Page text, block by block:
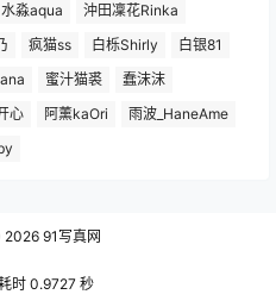
水淼aqua
沖田凜花Rinka
疯猫ss 白栎Shirly
白银81
蜜汁猫裘
蠢沫沫
心 阿薰kaOri
雨波_HaneAme
202691写真网
时 0.9727 秒